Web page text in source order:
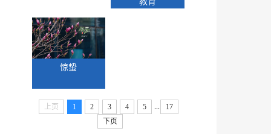
惊蛰
上页 1 2 3 4 5 ...
17
下页